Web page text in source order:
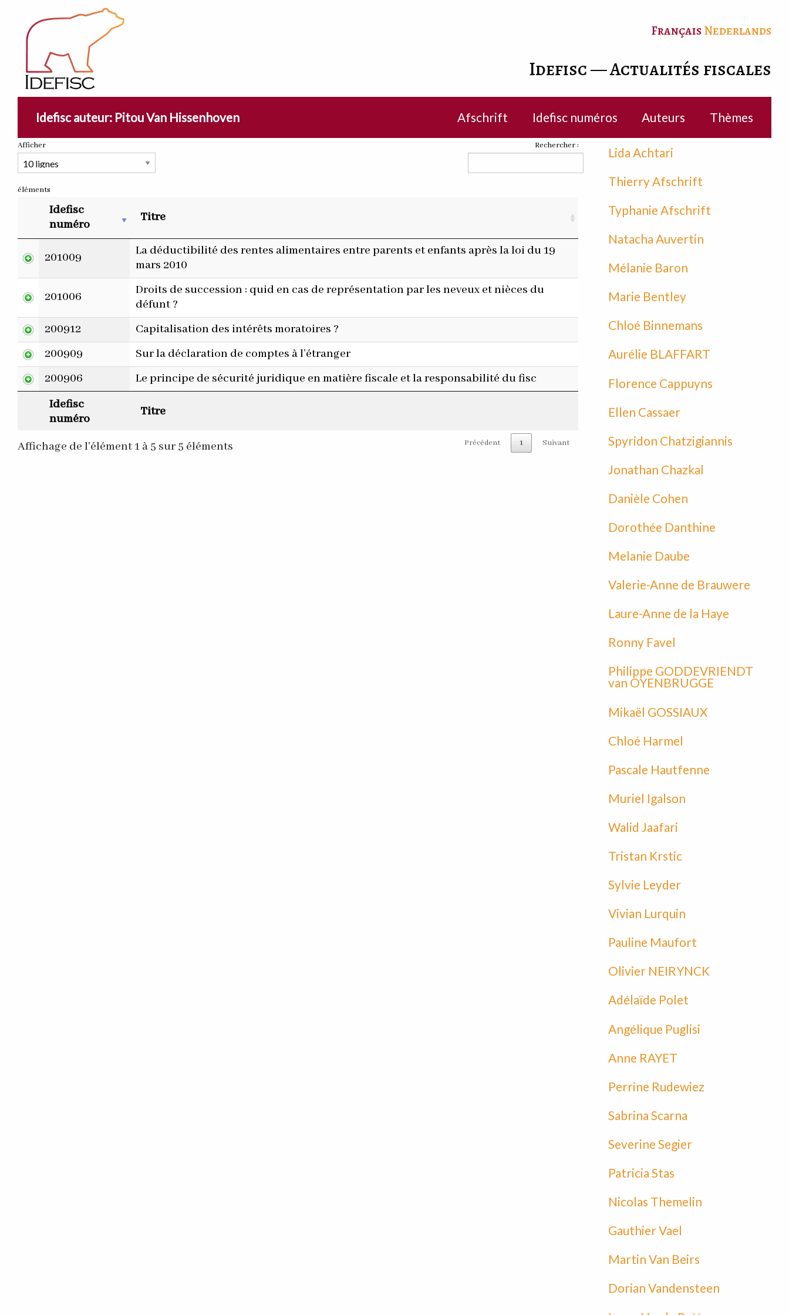
FrançaisNederlands
Idefisc — Actualités fiscales
Idefisc auteur: Pitou Van Hissenhoven Afschrift Idefisc numéros Auteurs Thèmes
Rechercher :
Afficher
éléments
Idefisc
numéro
Titre
Idefisc
numéro
Titre
201009
La déductibilité des rentes alimentaires entre parents et enfants après la loi du 19
mars 2010
201006
Droits de succession : quid en cas de représentation par les neveux et nièces du
défunt ?
200912
Capitalisation des intérêts moratoires ?
200909
Sur la déclaration de comptes à l’étranger
200906
Le principe de sécurité juridique en matière fiscale et la responsabilité du fisc
Affichage de l'élément 1 à 5 sur 5 éléments Précédent 1 Suivant
Lida Achtari
Thierry Afschrift
Typhanie Afschrift
Natacha Auvertin
Mélanie Baron
Marie Bentley
Chloé Binnemans
Aurélie BLAFFART
Florence Cappuyns
Ellen Cassaer
Spyridon Chatzigiannis
Jonathan Chazkal
Danièle Cohen
Dorothée Danthine
Melanie Daube
Valerie-Anne de Brauwere
Laure-Anne de la Haye
Ronny Favel
Philippe GODDEVRIENDT
van OYENBRUGGE
Mikaël GOSSIAUX
Chloé Harmel
Pascale Hautfenne
Muriel Igalson
Walid Jaafari
Tristan Krstic
Sylvie Leyder
Vivian Lurquin
Pauline Maufort
Olivier NEIRYNCK
Adélaïde Polet
Angélique Puglisi
Anne RAYET
Perrine Rudewiez
Sabrina Scarna
Severine Segier
Patricia Stas
Nicolas Themelin
Gauthier Vael
Martin Van Beirs
Dorian Vandensteen